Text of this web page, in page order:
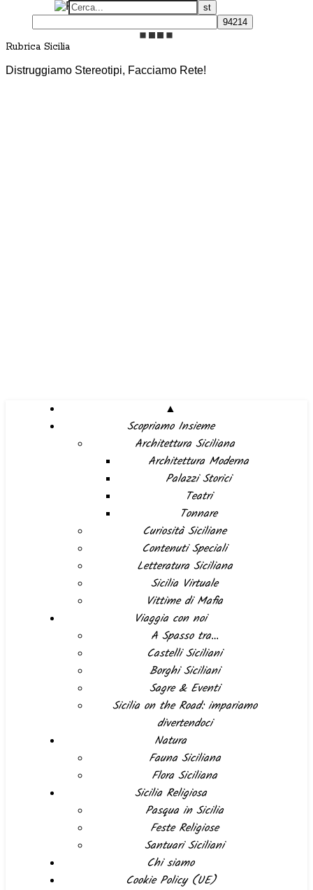
Rubrica Sicilia
Distruggiamo Stereotipi, Facciamo Rete!
▲
Scopriamo Insieme
Architettura Siciliana
Architettura Moderna
Palazzi Storici
Teatri
Tonnare
Curiosità Siciliane
Contenuti Speciali
Letteratura Siciliana
Sicilia Virtuale
Vittime di Mafia
Viaggia con noi
A Spasso tra…
Castelli Siciliani
Borghi Siciliani
Sagre & Eventi
Sicilia on the Road: impariamo
divertendoci
Natura
Fauna Siciliana
Flora Siciliana
Sicilia Religiosa
Pasqua in Sicilia
Feste Religiose
Santuari Siciliani
Chi siamo
Cookie Policy (UE)